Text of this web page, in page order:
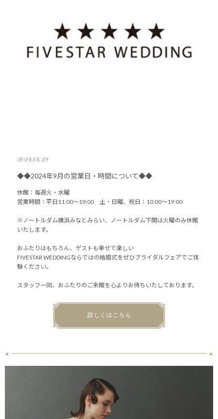
2024.08.29
◆◆2024年9月の営業日・時間について◆◆
休館：毎週火・水曜
営業時間：平日11:00～19:00 土・日曜、祝日：10:00～19:00
※ノートルダム横浜みなとみらい、ノートルダム下関は火曜のみ休館
いたします。
おふたりはもちろん、ゲストも幸せで楽しい
FIVESTAR WEDDINGならではの結婚式をぜひブライダルフェアでご体
験ください。
スタッフ一同、おふたりのご来館を心よりお待ちいたしております。
詳しくはこちら